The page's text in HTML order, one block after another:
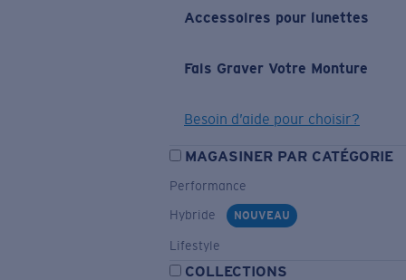
Accessoires pour lunettes
Fais Graver Votre Monture
Besoin d’aide pour choisir?
MAGASINER PAR CATÉGORIE
Performance
Hybride
NOUVEAU
Lifestyle
COLLECTIONS